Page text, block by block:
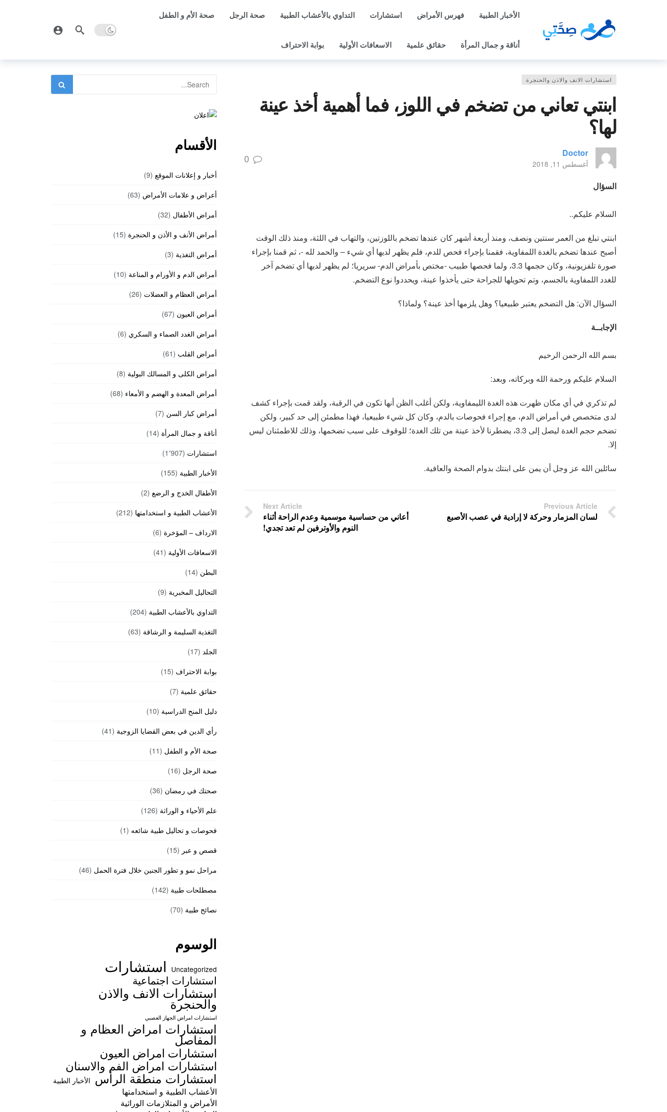
الأخبار الطبية فهرس الأمراض استشارات التداوي بالأعشاب الطبية صحة الرجل صحة الأم و الطفل
أناقة و جمال المرأة حقائق علمية الاسعافات الأولية بوابة الاحتراف
استشارات الانف والاذن والحنجرة
ابنتي تعاني من تضخم في اللوز، فما أهمية أخذ عينة
لها؟
Doctor
أغسطس 11, 2018 0
السؤال
السلام عليكم..
ابنتي تبلغ من العمر سنتين ونصف، ومنذ أربعة أشهر كان عندها تضخم باللوزتين، والتهاب في اللثة، ومنذ ذلك الوقت
أصبح عندها تضخم بالغدة اللمفاوية، فقمنا بإجراء فحص للدم، فلم يظهر لديها أي شيء – والحمد لله -، ثم قمنا بإجراء
صورة تلفزيونية، وكان حجمها 3.3، ولما فحصها طبيب -مختص بأمراض الدم- سريريا؛ لم يظهر لديها أي تضخم آخر
للغدد اللمفاوية بالجسم، وتم تحويلها للجراحة حتى يأخذوا عينة، ويحددوا نوع التضخم.
السؤال الآن: هل التضخم يعتبر طبيعيا؟ وهل يلزمها أخذ عينة؟ ولماذا؟
الإجابــة
بسم الله الرحمن الرحيم
السلام عليكم ورحمة الله وبركاته، وبعد:
لم تذكري في أي مكان ظهرت هذه الغدة الليمفاوية، ولكن أغلب الظن أنها تكون في الرقبة، ولقد قمت بإجراء كشف
لدى متخصص في أمراض الدم، مع إجراء فحوصات بالدم، وكان كل شيء طبيعيا، فهذا مطمئن إلى حد كبير، ولكن
تضخم حجم الغدة ليصل إلى 3.3، يضطرنا لأخذ عينة من تلك الغدة؛ للوقوف على سبب تضخمها، وذلك للاطمئنان ليس
إلا.
سائلين الله عز وجل أن يمن على ابنتك بدوام الصحة والعافية.
Previous Article
لسان المزمار وحركة لا إرادية في عصب الأصبع
Next Article
أعاني من حساسية موسمية وعدم الراحة أثناء
النوم والأوترفين لم تعد تجدي!
الأقسام
أخبار و إعلانات الموقع (9)
أعراض و علامات الأمراض (63)
أمراض الأطفال (32)
أمراض الأنف و الأذن و الحنجرة (15)
أمراض التغذية (3)
أمراض الدم و الأورام و المناعة (10)
أمراض العظام و العضلات (26)
أمراض العيون (67)
أمراض الغدد الصماء و السكري (6)
أمراض القلب (61)
أمراض الكلى و المسالك البولية (8)
أمراض المعدة و الهضم و الأمعاء (68)
أمراض كبار السن (7)
أناقة و جمال المرأة (14)
استشارات (1٬907)
الأخبار الطبية (155)
الأطفال الخدج و الرضع (2)
الأعشاب الطبية و استخدامتها (212)
الارداف – المؤخرة (6)
الاسعافات الأولية (41)
البطن (14)
التحاليل المخبرية (9)
التداوي بالأعشاب الطبية (204)
التغذية السليمة و الرشاقة (63)
الجلد (17)
بوابة الاحتراف (15)
حقائق علمية (7)
دليل المنح الدراسية (10)
رأي الدين في بعض القضايا الزوجية (41)
صحة الأم و الطفل (11)
صحة الرجل (16)
صحتك في رمضان (36)
علم الأحياء و الوراثة (126)
فحوصات و تحاليل طبية شائعه (1)
قصص و عبر (15)
مراحل نمو و تطور الجنين خلال فترة الحمل (46)
مصطلحات طبية (142)
نصائح طبية (70)
الوسوم
Uncategorized استشارات
استشارات اجتماعية
استشارات الانف والاذن
والحنجرة
استشارات امراض الجهاز العصبي
استشارات امراض العظام و
المفاصل
استشارات امراض العيون
استشارات امراض الفم والاسنان
استشارات منطقة الرأس الأخبار الطبية
الأعشاب الطبية و استخدامتها
الأمراض و المتلازمات الوراثية